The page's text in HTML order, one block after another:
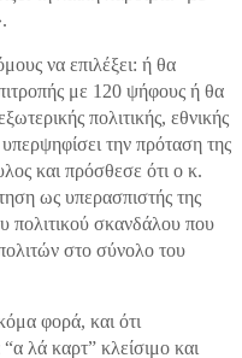
να επιλέξει: ή θα
με 120 ψήφους ή θα
πολιτικής, εθνικής
την πρόταση της
και πρόσθεσε ότι ο κ.
ως υπερασπιστής της
πολιτικού σκανδάλου που
στο σύνολο του
φορά, και ότι
“α λά καρτ” κλείσιμο και